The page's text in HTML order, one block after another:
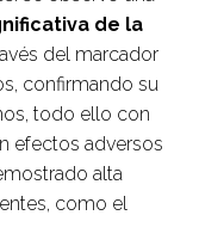
de la
del marcador
confirmando su
todo ello con
efectos adversos
alta
como el